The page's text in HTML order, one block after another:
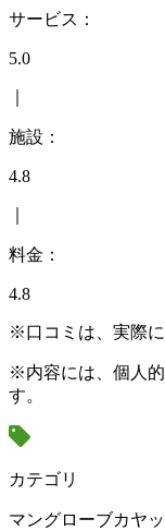
サービス：
5.0
施設：
4.8
料金：
4.8
※口コミは、実際に
※内容には、個人
す。
カテゴリ
マングローブカヤ